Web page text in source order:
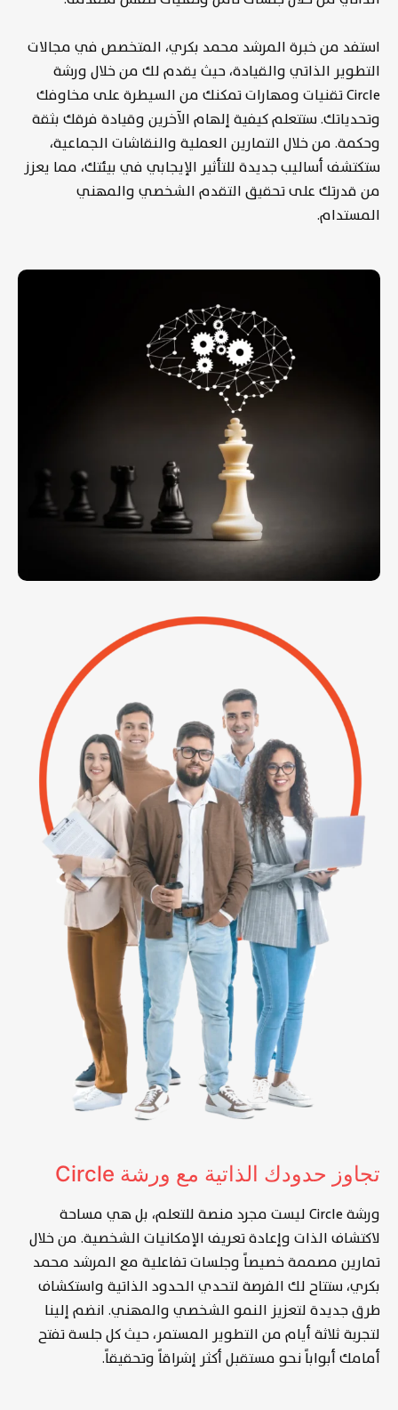
استفد من خبرة المرشد محمد بكري، المتخصص في مجالات
التطوير الذاتي والقيادة، حيث يقدم لك من خلال ورشة
Circle تقنيات ومهارات تمكنك من السيطرة على مخاوفك
وتحدياتك. ستتعلم كيفية إلهام الآخرين وقيادة فرقك بثقة
وحكمة. من خلال التمارين العملية والنقاشات الجماعية،
ستكتشف أساليب جديدة للتأثير الإيجابي في بيئتك، مما يعزز
من قدرتك على تحقيق التقدم الشخصي والمهني
المستدام.
تجاوز حدودك الذاتية مع ورشة Circle
ورشة Circle ليست مجرد منصة للتعلم، بل هي مساحة
لاكتشاف الذات وإعادة تعريف الإمكانيات الشخصية. من خلال
تمارين مصممة خصيصاً وجلسات تفاعلية مع المرشد محمد
بكري، ستتاح لك الفرصة لتحدي الحدود الذاتية واستكشاف
طرق جديدة لتعزيز النمو الشخصي والمهني. انضم إلينا
لتجربة ثلاثة أيام من التطوير المستمر، حيث كل جلسة تفتح
أمامك أبواباً نحو مستقبل أكثر إشراقاً وتحقيقاً.